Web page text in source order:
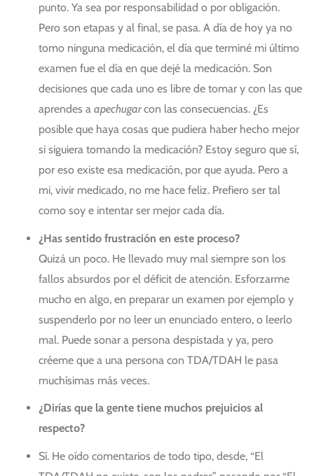
punto. Ya sea por responsabilidad o por obligación.
Pero son etapas y al final, se pasa. A día de hoy ya no
tomo ninguna medicación, el día que terminé mi último
examen fue el día en que dejé la medicación. Son
decisiones que cada uno es libre de tomar y con las que
aprendes a apechugarcon las consecuencias. ¿Es
posible que haya cosas que pudiera haber hecho mejor
si siguiera tomando la medicación? Estoy seguro que sí,
por eso existe esa medicación, por que ayuda. Pero a
mi, vivir medicado, no me hace feliz. Prefiero ser tal
como soy e intentar ser mejor cada día.
¿Has sentido frustración en este proceso?
Quizá un poco. He llevado muy mal siempre son los
fallos absurdos por el déficit de atención. Esforzarme
mucho en algo, en preparar un examen por ejemplo y
suspenderlo por no leer un enunciado entero, o leerlo
mal. Puede sonar a persona despistada y ya, pero
créeme que a una persona con TDA/TDAH le pasa
muchísimas más veces.
¿Dirías que la gente tiene muchos prejuicios al
respecto?
Sí. He oído comentarios de todo tipo, desde, “El